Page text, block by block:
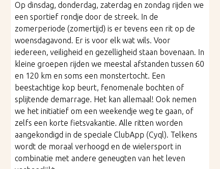
Op dinsdag, donderdag, zaterdag en zondag rijden we
een sportief rondje door de streek. In de
zomerperiode (zomertijd) is er tevens een rit op de
woensdagavond. Er is voor elk wat wils. Voor
iedereen, veiligheid en gezelligheid staan bovenaan. In
kleine groepen rijden we meestal afstanden tussen 60
en 120 km en soms een monstertocht. Een
beestachtige kop beurt, fenomenale bochten of
splijtende demarrage. Het kan allemaal! Ook nemen
we het initiatief om een weekendje weg te gaan, of
zelfs een korte fietsvakantie. Alle ritten worden
aangekondigd in de speciale ClubApp (Cyql). Telkens
wordt de moraal verhoogd en de wielersport in
combinatie met andere geneugten van het leven